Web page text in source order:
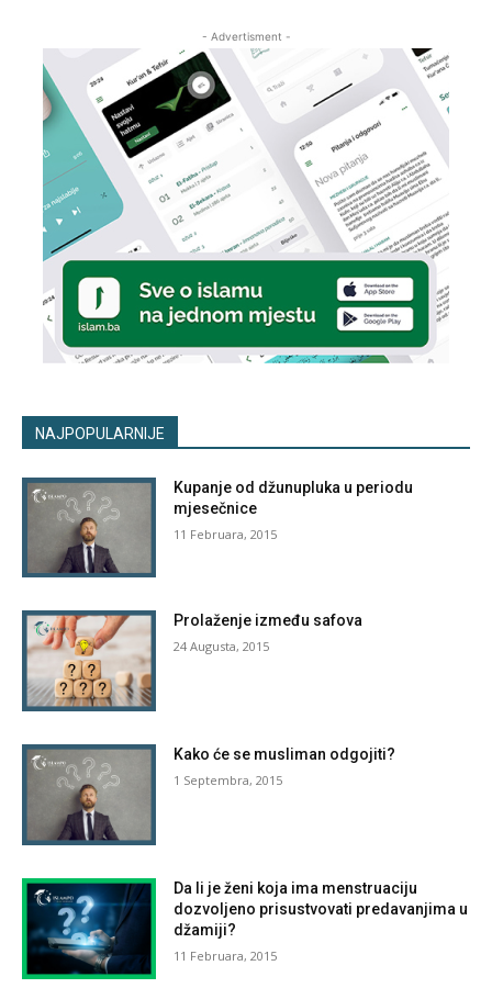
- Advertisment -
NAJPOPULARNIJE
Kupanje od džunupluka u periodu
mjesečnice
11 Februara, 2015
Prolaženje između safova
24 Augusta, 2015
Kako će se musliman odgojiti?
1 Septembra, 2015
Da li je ženi koja ima menstruaciju
dozvoljeno prisustvovati predavanjima u
džamiji?
11 Februara, 2015